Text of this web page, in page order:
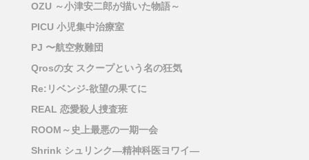
OZU ～小津安二郎が描いた物語～
PICU 小児集中治療室
PJ 〜航空救難団
Qrosの女 スクープという名の狂気
Re:リベンジ-欲望の果てに
REAL 恋愛殺人捜査班
ROOM～史上最悪の一期一会
Shrink シュリンク―精神科医ヨワイ―